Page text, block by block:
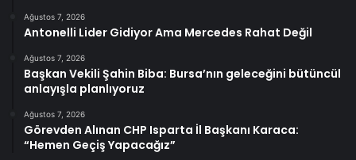
Ağustos 7, 2026
Antonelli Lider Gidiyor Ama Mercedes Rahat Değil
Ağustos 7, 2026
Başkan Vekili Şahin Biba: Bursa’nın geleceğini bütüncül
anlayışla planlıyoruz
Ağustos 7, 2026
Görevden Alınan CHP Isparta İl Başkanı Karaca:
“Hemen Geçiş Yapacağız”